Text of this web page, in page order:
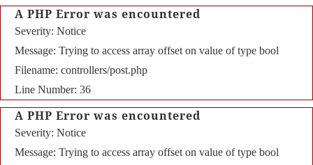
A PHP Error was encountered
Severity: Notice
Message: Trying to access array offset on value of type bool
Filename: controllers/post.php
Line Number: 36
A PHP Error was encountered
Severity: Notice
Message: Trying to access array offset on value of type bool